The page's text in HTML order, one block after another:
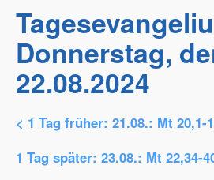
Donnerstag,
22.08.2024
< 1 Tag früher: 21.08.: Mt 20,1-
1 Tag später: 23.08.: Mt 22,34-